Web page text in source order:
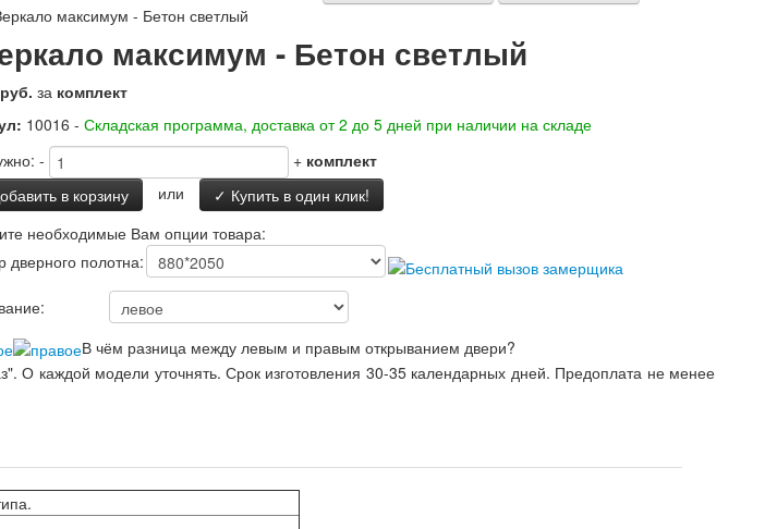
максимум - Бетон светлый
максимум - Бетон светлый
за комплект
10016 - Складская программа, доставка от 2 до 5 дней при наличии на складе
- + комплект
в корзину
или
✓ Купить в один клик!
необходимые Вам опции товара:
дверного полотна:
В чём разница между левым и правым открыванием двери?
О каждой модели уточнять. Срок изготовления 30-35 календарных дней. Предоплата не менее